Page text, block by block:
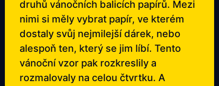
druhů vánočních balicích papírů. Mezi
nimi si měly vybrat papír, ve kterém
dostaly svůj nejmilejší dárek, nebo
alespoň ten, který se jim líbí. Tento
vánoční vzor pak rozkreslily a
rozmalovaly na celou čtvrtku. A